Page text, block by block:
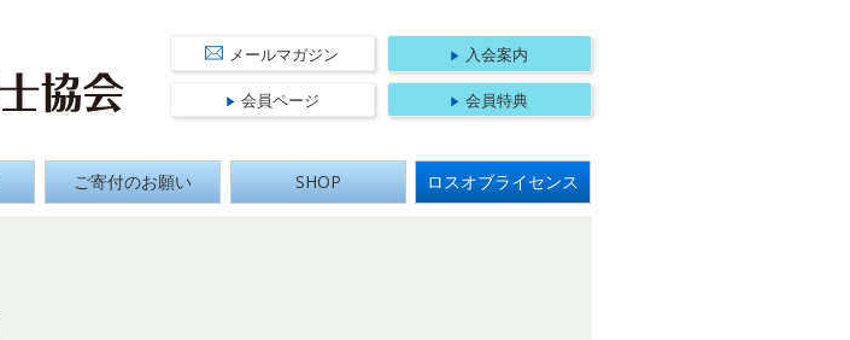
公益社団法人 日本航空機操縦士協会
メールマガジン
会員ページ
入会案内
会員特典
ご寄付のお願い SHOP ロスオブライセンス